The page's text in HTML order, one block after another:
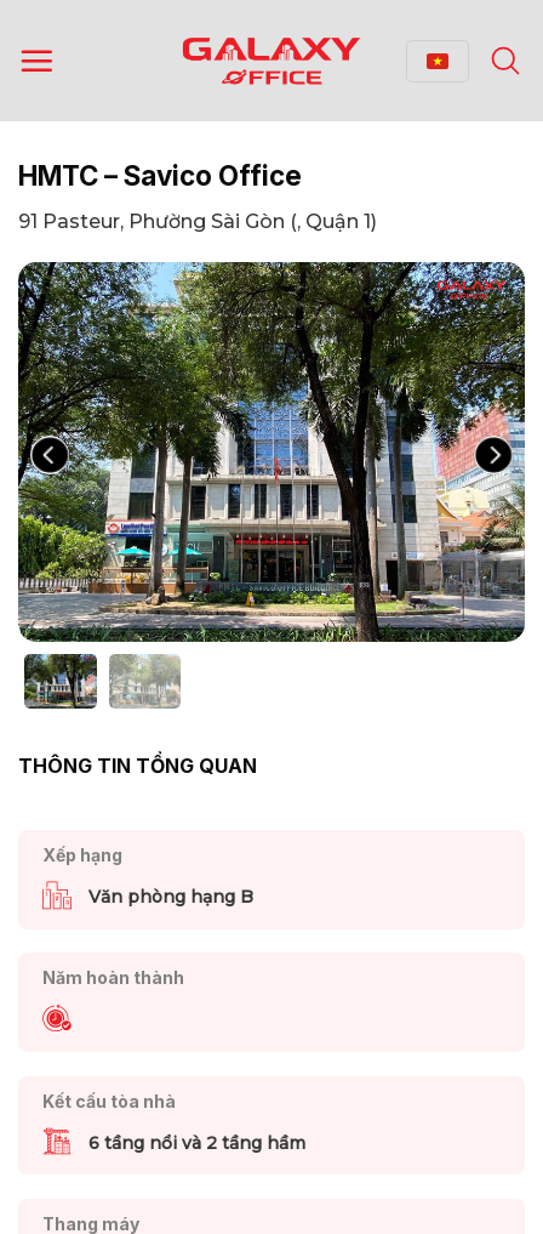
qua
nội
HMTC – Savico Office
91 Pasteur, Phường Sài Gòn (, Quận 1)
THÔNG TIN TỔNG QUAN
Xếp hạng
Văn phòng hạng B
Năm hoàn thành
Kết cấu tòa nhà
6 tầng nổi và 2 tầng hầm
Thang máy